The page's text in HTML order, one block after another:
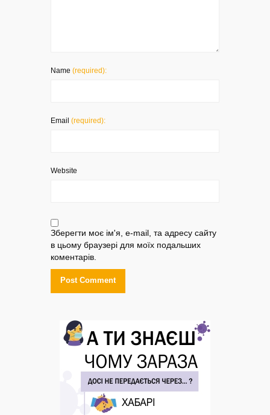
Name (required):
Email (required):
Website
Зберегти моє ім'я, e-mail, та адресу сайту
в цьому браузері для моїх подальших
коментарів.